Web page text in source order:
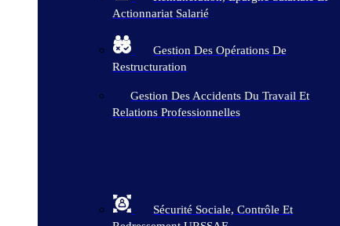
Actionnariat Salarié
Gestion Des Opérations De
Restructuration
Gestion Des Accidents Du Travail Et
Relations Professionnelles
Sécurité Sociale, Contrôle Et